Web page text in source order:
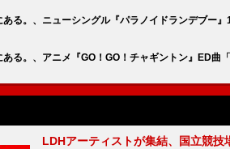
ある。、ニューシングル『パラノイドランデブー』
ある。、アニメ『GO！GO！チャギントン』ED曲
LDHアーティストが集結、国立競